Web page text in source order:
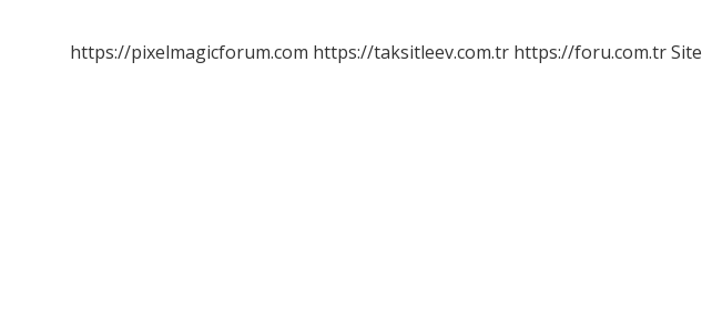
https://pixelmagicforum.com https://taksitleev.com.tr https://foru.com.tr